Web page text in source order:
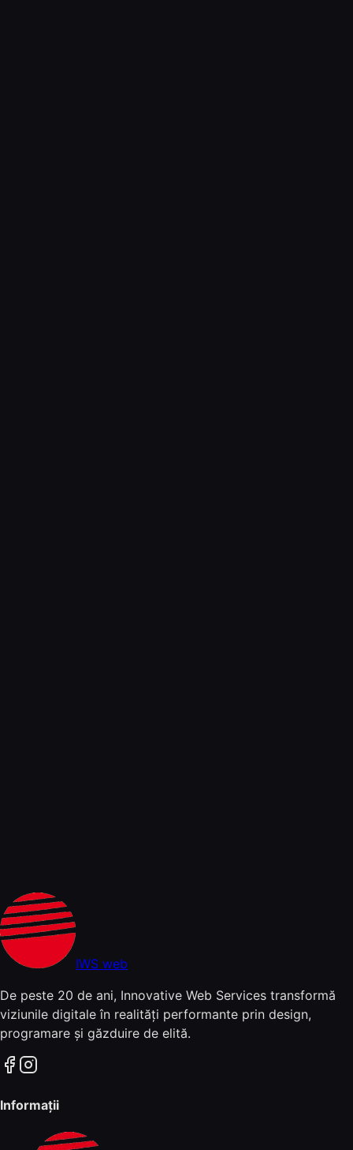
IWS web
De peste 20 de ani, Innovative Web Services transformă
viziunile digitale în realități performante prin design,
programare și găzduire de elită.
Informații